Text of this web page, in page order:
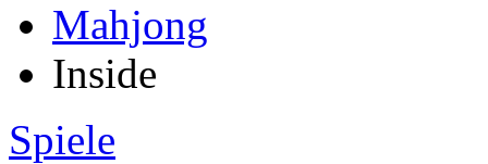
Mahjong
Inside
Spiele